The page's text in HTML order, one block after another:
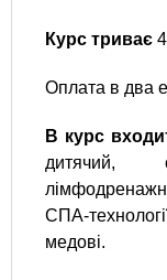
Курс триває
Оплата в два
В курс
дитячий,
СПА-
медові.